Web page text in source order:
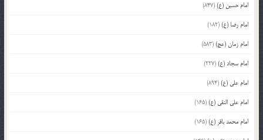
امام حسین (ع)(847)
امام رضا (ع)(182)
امام زمان (عج)(583)
امام سجاد (ع)(227)
امام علی (ع)(894)
امام علی النقی (ع)(165)
امام محمد باقر (ع)(165)